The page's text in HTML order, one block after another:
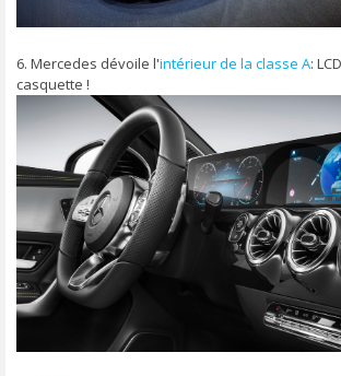
6. Mercedes dévoile l'intérieur de la classe A:
casquette !